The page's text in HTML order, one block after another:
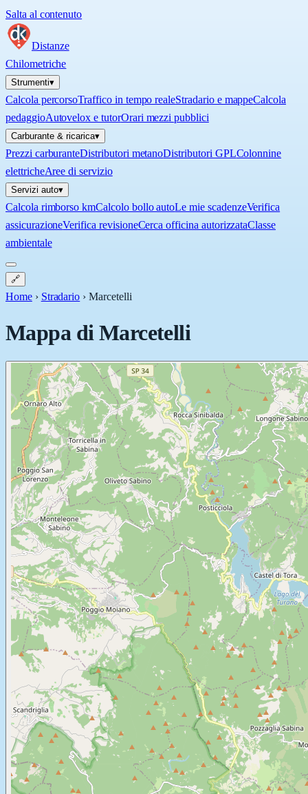
Salta al contenuto
Distanze
Chilometriche
Strumenti▾
Calcola percorsoTraffico in tempo realeStradario e mappeCalcola
pedaggioAutovelox e tutorOrari mezzi pubblici
Carburante & ricarica▾
Prezzi carburanteDistributori metanoDistributori GPLColonnine
elettricheAree di servizio
Servizi auto▾
Calcola rimborso kmCalcolo bollo autoLe mie scadenzeVerifica
assicurazioneVerifica revisioneCerca officina autorizzataClasse
ambientale
🔗
Home › Stradario ›Marcetelli
Mappa diMarcetelli